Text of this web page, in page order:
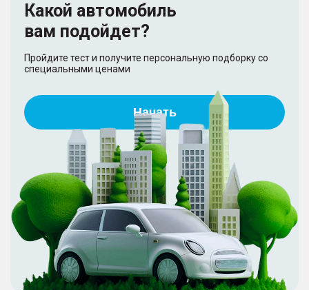
Какой автомобиль
вам подойдет?
Пройдите тест и получите персональную подборку со
специальными ценами
Начать